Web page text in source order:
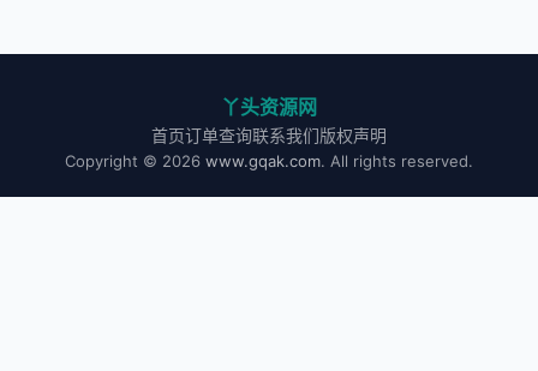
丫头资源网
首页订单查询联系我们版权声明
Copyright © 2026 www.gqak.com. All rights reserved.